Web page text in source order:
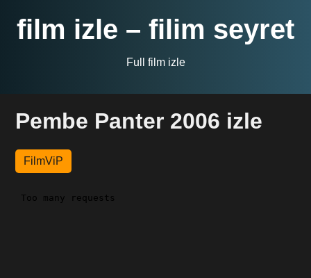
film izle – filim seyret
Full film izle
Pembe Panter 2006 izle
FilmViP